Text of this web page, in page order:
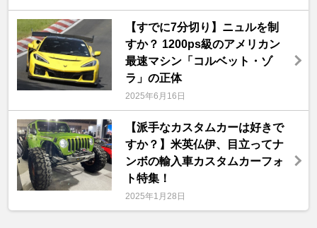
【すでに7分切り】ニュルを制
すか？ 1200ps級のアメリカン
最速マシン「コルベット・ゾ
ラ」の正体
2025年6月16日
【派手なカスタムカーは好きで
すか？】米英仏伊、目立ってナ
ンボの輸入車カスタムカーフォ
ト特集！
2025年1月28日